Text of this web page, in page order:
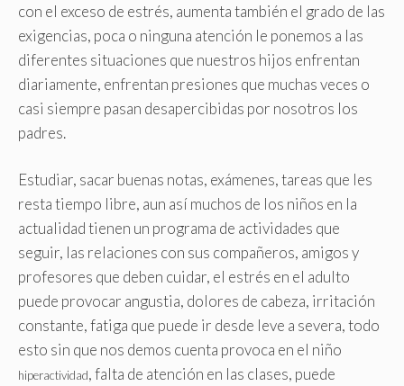
con el exceso de estrés, aumenta también el grado de las
exigencias, poca o ninguna atención le ponemos a las
diferentes situaciones que nuestros hijos enfrentan
diariamente, enfrentan presiones que muchas veces o
casi siempre pasan desapercibidas por nosotros los
padres.
Estudiar, sacar buenas notas, exámenes, tareas que les
resta tiempo libre, aun así muchos de los niños en la
actualidad tienen un programa de actividades que
seguir, las relaciones con sus compañeros, amigos y
profesores que deben cuidar, el estrés en el adulto
puede provocar angustia, dolores de cabeza, irritación
constante, fatiga que puede ir desde leve a severa, todo
esto sin que nos demos cuenta provoca en el niño
hiperactividad, falta de atención en las clases, puede